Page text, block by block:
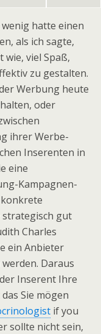
hatte einen
als ich sagte,
viel Spaß,
zu gestalten.
Werbung heute
oder
ihrer Werbe-
Inserenten in
eine
Kampagnen-
gut
Charles
ein Anbieter
Daraus
Inserent Ihre
Sie mögen
if you
sollte nicht sein,